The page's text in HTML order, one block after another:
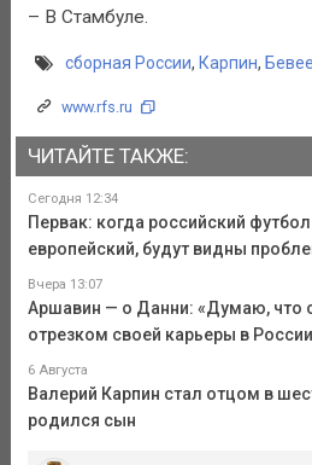
– В Стамбуле.
сборная России, Карпин,
www.rfs.ru
ЧИТАЙТЕ ТАКЖЕ:
Сегодня 12:34
Первак: когда российский футбол
европейский, будут видны
Вчера 13:07
Аршавин — о Данни: «Думаю, что
отрезком своей карьеры в
6 Августа
Валерий Карпин стал отцом в
родился сын